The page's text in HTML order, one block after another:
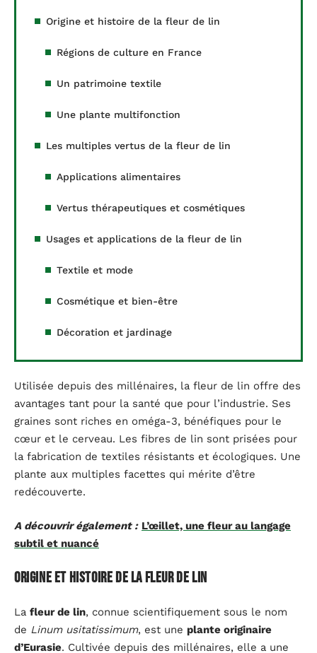
Origine et histoire de la fleur de lin
Régions de culture en France
Un patrimoine textile
Une plante multifonction
Les multiples vertus de la fleur de lin
Applications alimentaires
Vertus thérapeutiques et cosmétiques
Usages et applications de la fleur de lin
Textile et mode
Cosmétique et bien-être
Décoration et jardinage
Utilisée depuis des millénaires, la fleur de lin offre des
avantages tant pour la santé que pour l’industrie. Ses
graines sont riches en oméga-3, bénéfiques pour le
cœur et le cerveau. Les fibres de lin sont prisées pour
la fabrication de textiles résistants et écologiques. Une
plante aux multiples facettes qui mérite d’être
redécouverte.
A découvrir également : L’œillet, une fleur au langage
subtil et nuancé
Origine et histoire de la fleur de lin
La fleur de lin, connue scientifiquement sous le nom
de Linum usitatissimum, est une plante originaire
d’Eurasie. Cultivée depuis des millénaires, elle a une